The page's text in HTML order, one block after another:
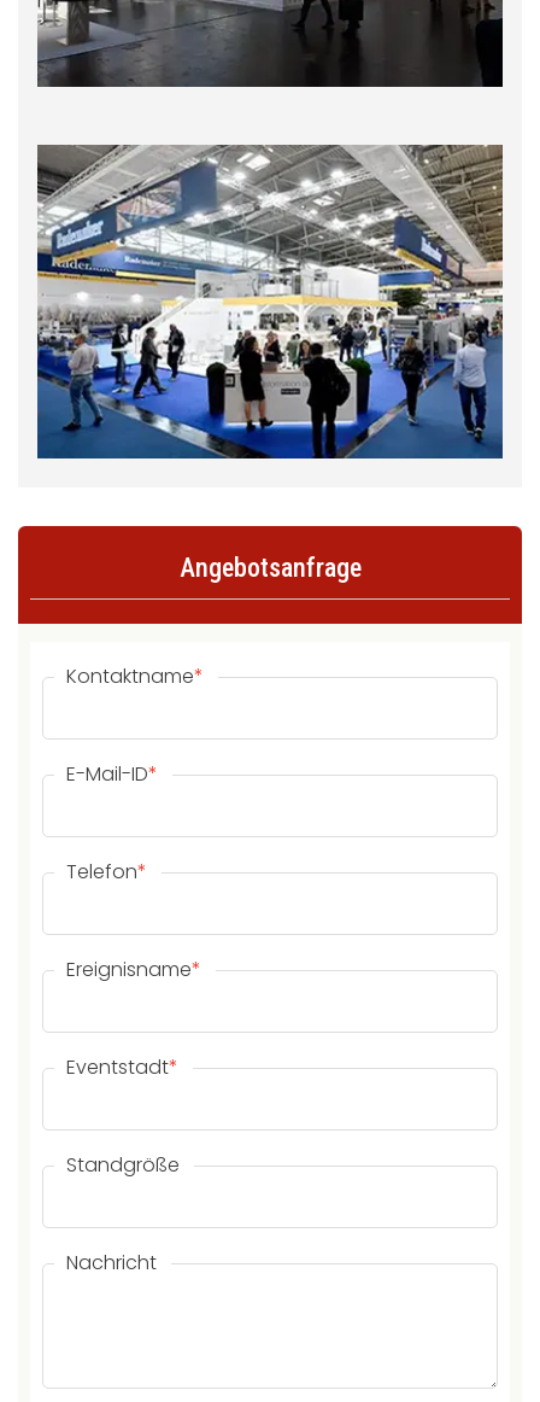
Angebotsanfrage
Kontaktname*
E-Mail-ID*
Telefon*
Ereignisname*
Eventstadt*
Standgröße
Nachricht